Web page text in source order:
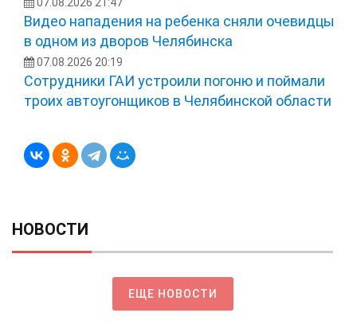
Видео нападения на ребенка сняли очевидцы
в одном из дворов Челябинска
07.08.2026 20:19
Сотрудники ГАИ устроили погоню и поймали
троих автоугонщиков в Челябинской области
НОВОСТИ
ЕЩЕ НОВОСТИ